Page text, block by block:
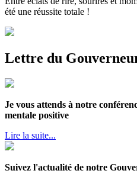
été une réussite totale !
Lettre du
Je vous attends à notre
mentale positive
Lire la suite...
Suivez l'actualité de notre